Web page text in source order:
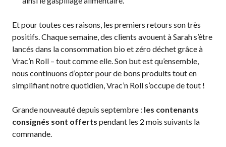
Et pour toutes ces raisons, les premiers retours son très
positifs. Chaque semaine, des clients avouent à Sarah s’être
lancés dans la consommation bio et zéro déchet grâce à
Vrac’n Roll – tout comme elle. Son but est qu’ensemble,
nous continuons d’opter pour de bons produits tout en
simplifiant notre quotidien, Vrac’n Roll s’occupe de tout !
Grande nouveauté depuis septembre : les contenants
consignés sont offerts pendant les 2 mois suivants la
commande.